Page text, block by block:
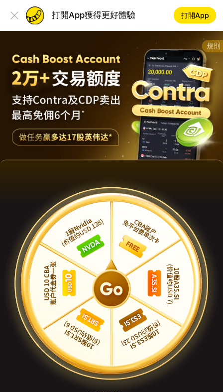
打開App獲得更好體驗 打開App
規則